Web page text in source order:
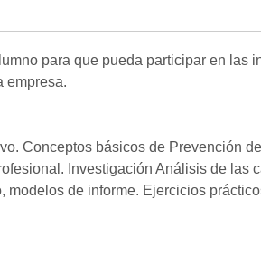
para que pueda participar en las
empresa.
Conceptos básicos de Prevención
Investigación Análisis de las
modelos de informe. Ejercicios